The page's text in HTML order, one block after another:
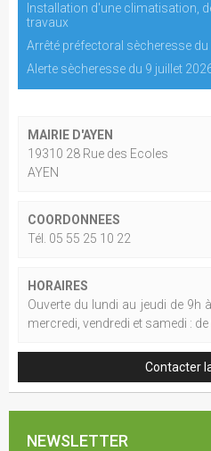
Installation d'une climatisation,
travaux
Arrêté préfectoral sècheresse du
Alerte sècheresse du 9 juillet
MAIRIE D'AYEN
19310 28 Rue des Ecoles
AYEN
COORDONNEES
Tél. 05 55 25 10 22
HORAIRES
Ouverte du lundi au jeudi de 9h
mercredi, vendredi et samedi : de
Contacter
NEWSLETTER